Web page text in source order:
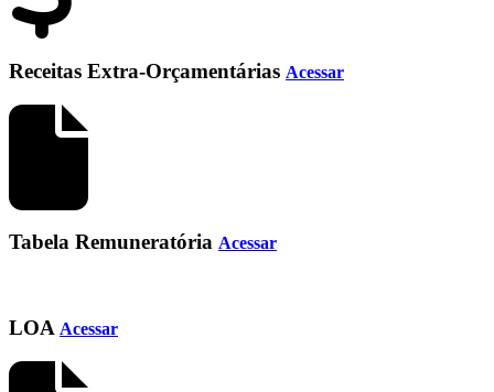
Receitas Extra-Orçamentárias Acessar
Tabela Remuneratória Acessar
LOA Acessar